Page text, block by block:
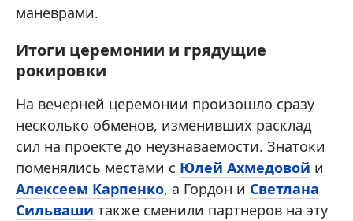
маневрами.
Итоги церемонии и грядущие
рокировки
На вечерней церемонии произошло сразу
несколько обменов, изменивших расклад
сил на проекте до неузнаваемости. Знатоки
поменялись местами с Юлей Ахмедовой и
Алексеем Карпенко, а Гордон и Светлана
Сильваши также сменили партнеров на эту